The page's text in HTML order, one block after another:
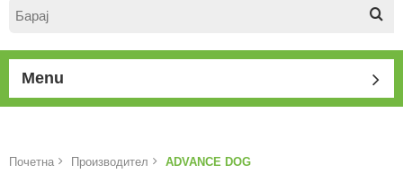
Menu
Почетна Производител ADVANCE DOG